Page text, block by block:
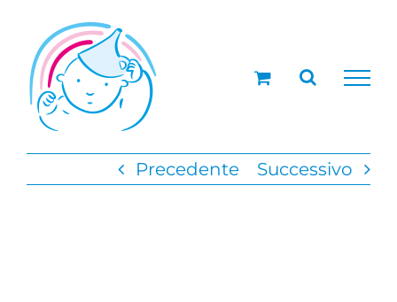
contenuto
Precedente Successivo